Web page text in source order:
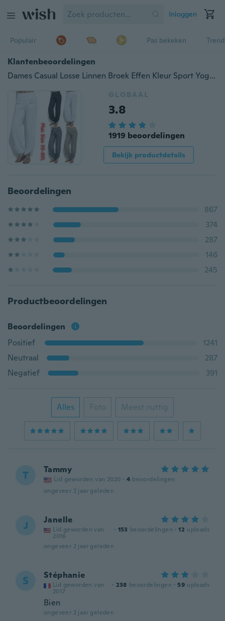
Inloggen
Populair Pas bekeken
Klantenbeoordelingen
Dames Casual Losse Linnen Broek Effen Kleur Sport Yoga Comfortabele Dames Broek
GLOBAAL
3.8
1919 beoordelingen
Bekijk productdetails
Beoordelingen
867
374
287
146
245
Productbeoordelingen
Beoordelingen
Positief
1241
Neutraal
287
Negatief
391
Alles Foto Meest nuttig
T Tammy
Lid geworden van 2020 · 4 beoordelingen
ongeveer 2 jaar geleden
J Janelle
Lid geworden van
2016
· 153 beoordelingen · 12 uploads
ongeveer 2 jaar geleden
S Stéphanie
Lid geworden van
2017
· 238 beoordelingen · 59 uploads
Bien
ongeveer 2 jaar geleden